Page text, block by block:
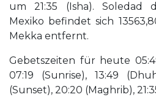
um 21:35 (Isha). Soledad
Mexiko befindet sich
Mekka entfernt.
Gebetszeiten für heute
07:19 (Sunrise), 13:49
(Sunset), 20:20 (Maghrib),